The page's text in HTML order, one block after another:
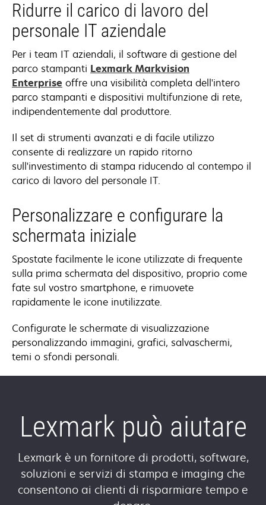
Ridurre il carico di lavoro del
personale IT aziendale
Per i team IT aziendali, il software di gestione del
parco stampanti Lexmark Markvision
Enterprise offre una visibilità completa dell'intero
parco stampanti e dispositivi multifunzione di rete,
indipendentemente dal produttore.
Il set di strumenti avanzati e di facile utilizzo
consente di realizzare un rapido ritorno
sull'investimento di stampa riducendo al contempo il
carico di lavoro del personale IT.
Personalizzare e configurare la
schermata iniziale
Spostate facilmente le icone utilizzate di frequente
sulla prima schermata del dispositivo, proprio come
fate sul vostro smartphone, e rimuovete
rapidamente le icone inutilizzate.
Configurate le schermate di visualizzazione
personalizzando immagini, grafici, salvaschermi,
temi o sfondi personali.
Lexmark può aiutare
Lexmark è un fornitore di prodotti, software,
soluzioni e servizi di stampa e imaging che
consentono ai clienti di risparmiare tempo e